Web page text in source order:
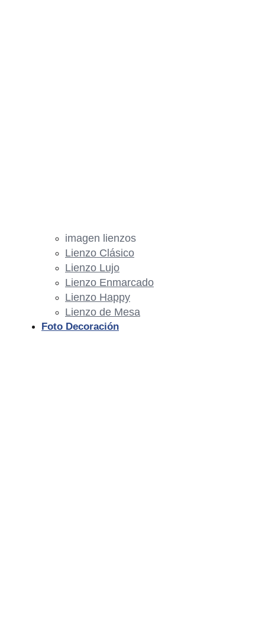
imagen lienzos
Lienzo Clásico
Lienzo Lujo
Lienzo Enmarcado
Lienzo Happy
Lienzo de Mesa
Foto Decoración